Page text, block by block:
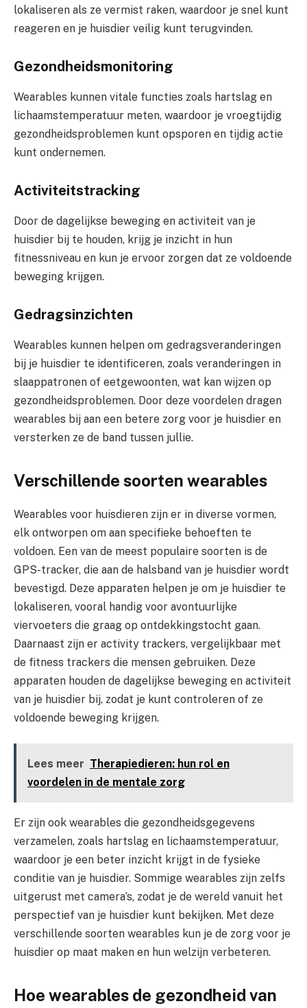
lokaliseren als ze vermist raken, waardoor je snel kunt
reageren en je huisdier veilig kunt terugvinden.
Gezondheidsmonitoring
Wearables kunnen vitale functies zoals hartslag en
lichaamstemperatuur meten, waardoor je vroegtijdig
gezondheidsproblemen kunt opsporen en tijdig actie
kunt ondernemen.
Activiteitstracking
Door de dagelijkse beweging en activiteit van je
huisdier bij te houden, krijg je inzicht in hun
fitnessniveau en kun je ervoor zorgen dat ze voldoende
beweging krijgen.
Gedragsinzichten
Wearables kunnen helpen om gedragsveranderingen
bij je huisdier te identificeren, zoals veranderingen in
slaappatronen of eetgewoonten, wat kan wijzen op
gezondheidsproblemen. Door deze voordelen dragen
wearables bij aan een betere zorg voor je huisdier en
versterken ze de band tussen jullie.
Verschillende soorten wearables
Wearables voor huisdieren zijn er in diverse vormen,
elk ontworpen om aan specifieke behoeften te
voldoen. Een van de meest populaire soorten is de
GPS-tracker, die aan de halsband van je huisdier wordt
bevestigd. Deze apparaten helpen je om je huisdier te
lokaliseren, vooral handig voor avontuurlijke
viervoeters die graag op ontdekkingstocht gaan.
Daarnaast zijn er activity trackers, vergelijkbaar met
de fitness trackers die mensen gebruiken. Deze
apparaten houden de dagelijkse beweging en activiteit
van je huisdier bij, zodat je kunt controleren of ze
voldoende beweging krijgen.
Lees meer Therapiedieren: hun rol en
voordelen in de mentale zorg
Er zijn ook wearables die gezondheidsgegevens
verzamelen, zoals hartslag en lichaamstemperatuur,
waardoor je een beter inzicht krijgt in de fysieke
conditie van je huisdier. Sommige wearables zijn zelfs
uitgerust met camera’s, zodat je de wereld vanuit het
perspectief van je huisdier kunt bekijken. Met deze
verschillende soorten wearables kun je de zorg voor je
huisdier op maat maken en hun welzijn verbeteren.
Hoe wearables de gezondheid van